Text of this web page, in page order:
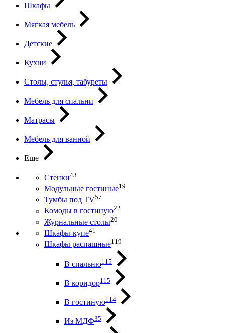
Шкафы
Мягкая мебель
Детские
Кухни
Столы, стулья, табуреты
Мебель для спальни
Матрасы
Мебель для ванной
Еще
Стенки43
Модульные гостиные19
Тумбы под ТV57
Комоды в гостиную22
Журнальные столы20
Шкафы-купе41
Шкафы распашные119
В спальню115
В коридор115
В гостиную114
Из МДФ35